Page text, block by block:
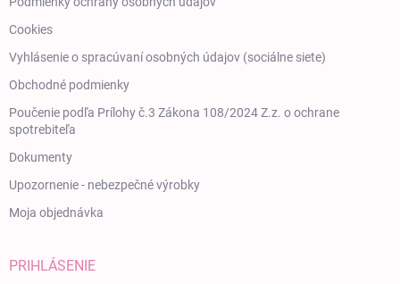
Cookies
Vyhlásenie o spracúvaní osobných údajov (sociálne siete)
Obchodné podmienky
Poučenie podľa Prílohy č.3 Zákona 108/2024 Z.z. o ochrane
spotrebiteľa
Dokumenty
Upozornenie - nebezpečné výrobky
Moja objednávka
PRIHLÁSENIE